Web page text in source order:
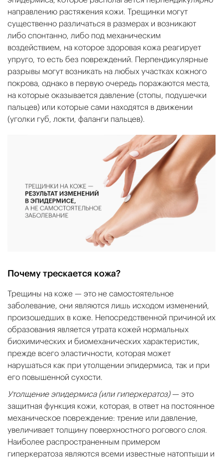
направлению растяжения кожи. Трещинки могут
существенно различаться в размерах и возникают
либо спонтанно, либо под механическим
воздействием, на которое здоровая кожа реагирует
упруго, то есть без повреждений. Перпендикулярные
разрывы могут возникать на любых участках кожного
покрова, однако в первую очередь поражаются места,
на которые оказывается давление (стопы, подушечки
пальцев) или которые сами находятся в движении
(уголки губ, локти, фаланги пальцев).
Почему трескается кожа?
Трещины на коже — это не самостоятельное
заболевание, они являются лишь исходом изменений,
произошедших в коже. Непосредственной причиной их
образования является утрата кожей нормальных
биохимических и биомеханических характеристик,
прежде всего эластичности, которая может
нарушаться как при утолщении эпидермиса, так и при
его повышенной сухости.
Утолщение эпидермиса (или гиперкератоз)— это
защитная функция кожи, которая, в ответ на постоянное
механическое повреждение: трение или давление,
увеличивает толщину поверхностного рогового слоя.
Наиболее распространенным примером
гиперкератоза являются всеми известные натоптыши и